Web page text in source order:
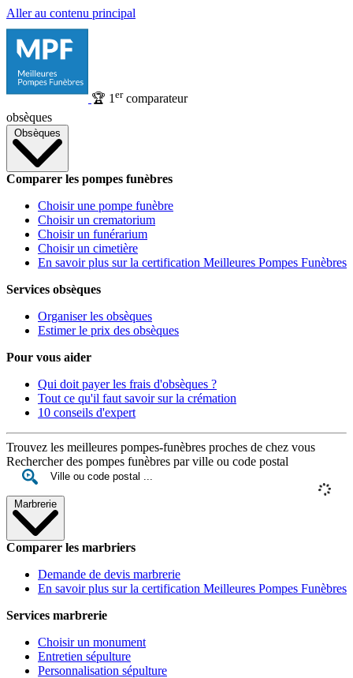
Aller au contenu principal
🏆 1 ercomparateur
obsèques
Obsèques
Comparer les pompes funèbres
Choisir une pompe funèbre
Choisir un crematorium
Choisir un funérarium
Choisir un cimetière
En savoir plus sur la certification Meilleures Pompes Funèbres
Services obsèques
Organiser les obsèques
Estimer le prix des obsèques
Pour vous aider
Qui doit payer les frais d'obsèques ?
Tout ce qu'il faut savoir sur la crémation
10 conseils d'expert
Trouvez les meilleures pompes-funèbres proches de chez vous
Rechercher des pompes funèbres par ville ou code postal
Marbrerie
Comparer les marbriers
Demande de devis marbrerie
En savoir plus sur la certification Meilleures Pompes Funèbres
Services marbrerie
Choisir un monument
Entretien sépulture
Personnalisation sépulture